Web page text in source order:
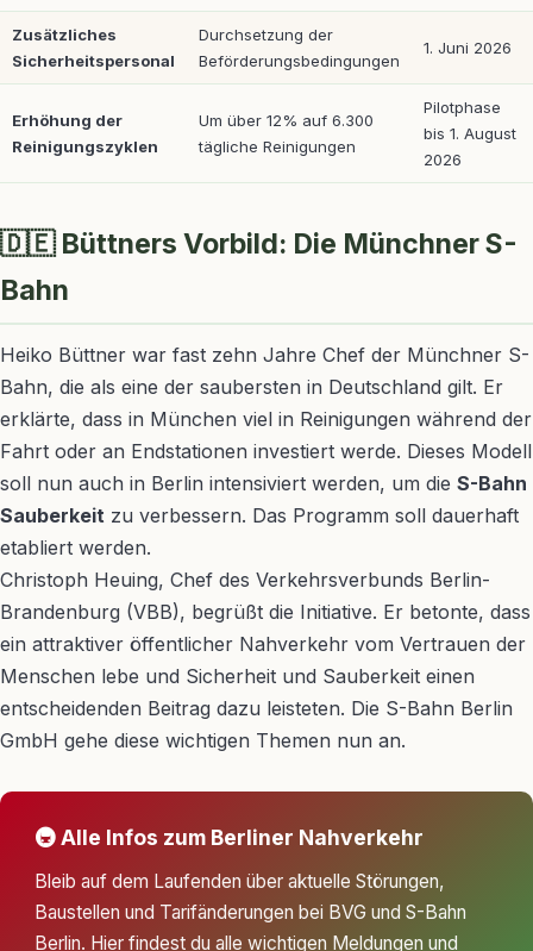
Zusätzliches
Sicherheitspersonal
Durchsetzung der
Beförderungsbedingungen
1. Juni 2026
Erhöhung der
Reinigungszyklen
Um über 12% auf 6.300
tägliche Reinigungen
Pilotphase
bis 1. August
2026
🇩🇪 Büttners Vorbild: Die Münchner S-
Bahn
Heiko Büttner war fast zehn Jahre Chef der Münchner S-
Bahn, die als eine der saubersten in Deutschland gilt. Er
erklärte, dass in München viel in Reinigungen während der
Fahrt oder an Endstationen investiert werde. Dieses Modell
soll nun auch in Berlin intensiviert werden, um die S-Bahn
Sauberkeit zu verbessern. Das Programm soll dauerhaft
etabliert werden.
Christoph Heuing, Chef des Verkehrsverbunds Berlin-
Brandenburg (VBB), begrüßt die Initiative. Er betonte, dass
ein attraktiver öffentlicher Nahverkehr vom Vertrauen der
Menschen lebe und Sicherheit und Sauberkeit einen
entscheidenden Beitrag dazu leisteten. Die S-Bahn Berlin
GmbH gehe diese wichtigen Themen nun an.
🚇 Alle Infos zum Berliner Nahverkehr
Bleib auf dem Laufenden über aktuelle Störungen,
Baustellen und Tarifänderungen bei BVG und S-Bahn
Berlin. Hier findest du alle wichtigen Meldungen und